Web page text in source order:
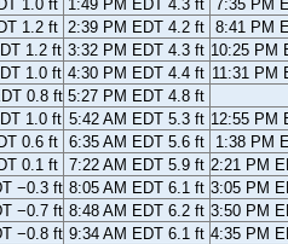
1.0 ft 1:49 PM EDT 4.3 ft 7:35 PM
1.2 ft 2:39 PM EDT 4.2 ft 8:41 PM
1.2 ft 3:32 PM EDT 4.3 ft 10:25 PM
1.0 ft 4:30 PM EDT 4.4 ft 11:31 PM
0.8 ft 5:27 PM EDT 4.8 ft
1.0 ft 5:42 AM EDT 5.3 ft 12:55 PM
0.6 ft 6:35 AM EDT 5.6 ft 1:38 PM
0.1 ft 7:22 AM EDT 5.9 ft 2:21 PM
−0.3 ft 8:05 AM EDT 6.1 ft 3:05 PM
−0.7 ft 8:48 AM EDT 6.2 ft 3:50 PM
−0.8 ft 9:34 AM EDT 6.1 ft 4:35 PM